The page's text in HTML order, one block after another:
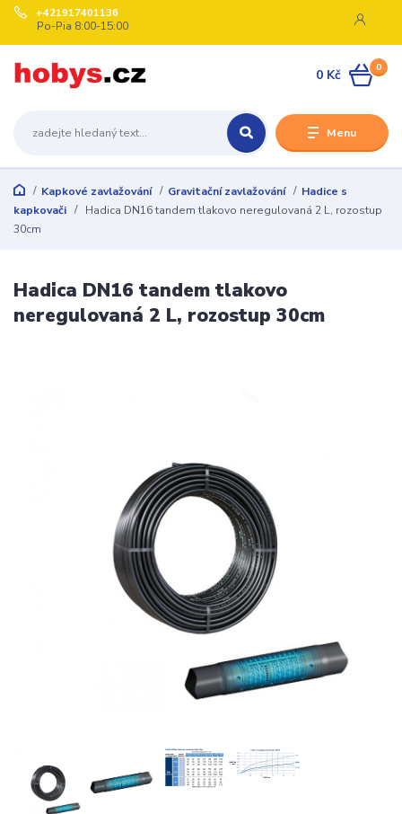
Menu
+421917401136
Po-Pia 8:00-15:00
0
0 Kč
Kapkové zavlažování Gravitační zavlažování
Hadice s
kapkovači
Hadica DN16 tandem tlakovo neregulovaná 2 L, rozostup
30cm
Hadica DN16 tandem tlakovo
neregulovaná 2 L, rozostup 30cm